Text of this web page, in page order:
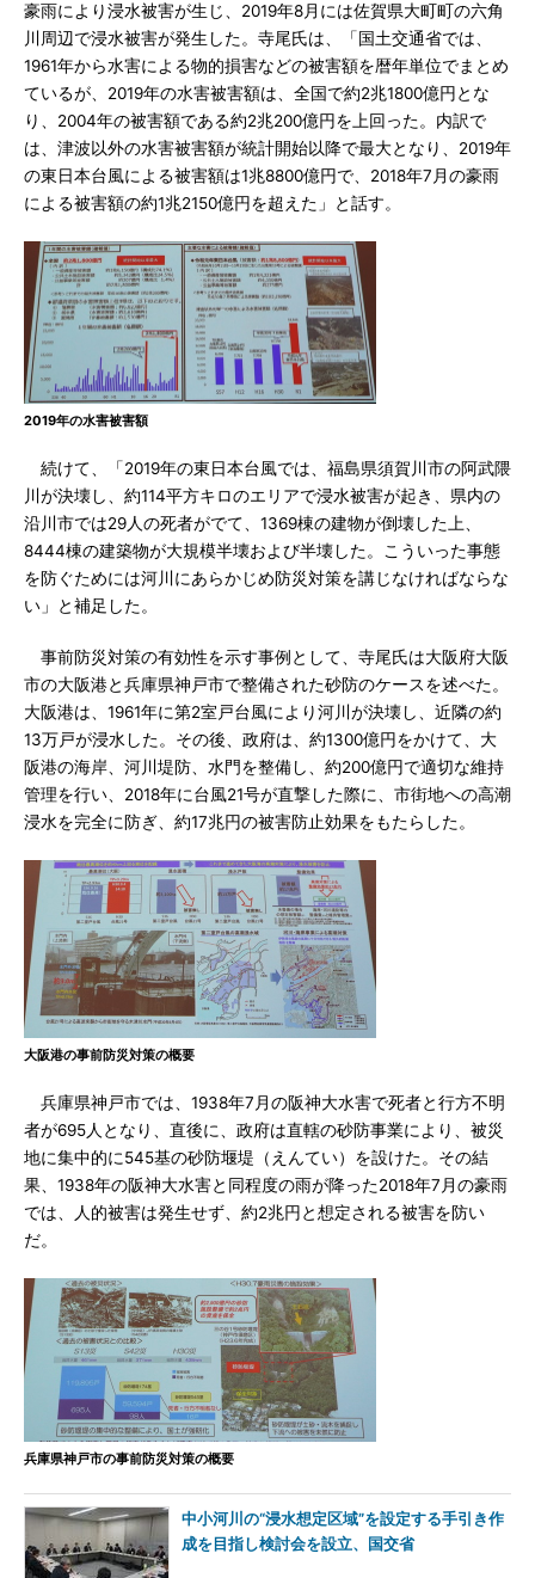
豪雨により浸水被害が生じ、2019年8月には佐賀県大町町の六角
川周辺で浸水被害が発生した。寺尾氏は、「国土交通省では、
1961年から水害による物的損害などの被害額を暦年単位でまとめ
ているが、2019年の水害被害額は、全国で約2兆1800億円とな
り、2004年の被害額である約2兆200億円を上回った。内訳で
は、津波以外の水害被害額が統計開始以降で最大となり、2019年
の東日本台風による被害額は1兆8800億円で、2018年7月の豪雨
による被害額の約1兆2150億円を超えた」と話す。
2019年の水害被害額
続けて、「2019年の東日本台風では、福島県須賀川市の阿武隈
川が決壊し、約114平方キロのエリアで浸水被害が起き、県内の
沿川市では29人の死者がでて、1369棟の建物が倒壊した上、
8444棟の建築物が大規模半壊および半壊した。こういった事態
を防ぐためには河川にあらかじめ防災対策を講じなければならな
い」と補足した。
事前防災対策の有効性を示す事例として、寺尾氏は大阪府大阪
市の大阪港と兵庫県神戸市で整備された砂防のケースを述べた。
大阪港は、1961年に第2室戸台風により河川が決壊し、近隣の約
13万戸が浸水した。その後、政府は、約1300億円をかけて、大
阪港の海岸、河川堤防、水門を整備し、約200億円で適切な維持
管理を行い、2018年に台風21号が直撃した際に、市街地への高潮
浸水を完全に防ぎ、約17兆円の被害防止効果をもたらした。
大阪港の事前防災対策の概要
兵庫県神戸市では、1938年7月の阪神大水害で死者と行方不明
者が695人となり、直後に、政府は直轄の砂防事業により、被災
地に集中的に545基の砂防堰堤（えんてい）を設けた。その結
果、1938年の阪神大水害と同程度の雨が降った2018年7月の豪雨
では、人的被害は発生せず、約2兆円と想定される被害を防い
だ。
兵庫県神戸市の事前防災対策の概要
中小河川の“浸水想定区域”を設定する手引き作
成を目指し検討会を設立、国交省